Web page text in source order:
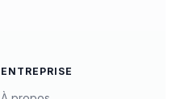
ENTREPRISE